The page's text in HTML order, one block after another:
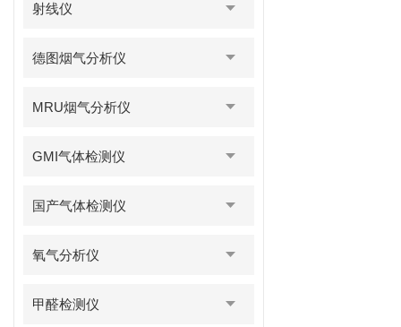
射线仪
德图烟气分析仪
MRU烟气分析仪
GMI气体检测仪
国产气体检测仪
氧气分析仪
甲醛检测仪